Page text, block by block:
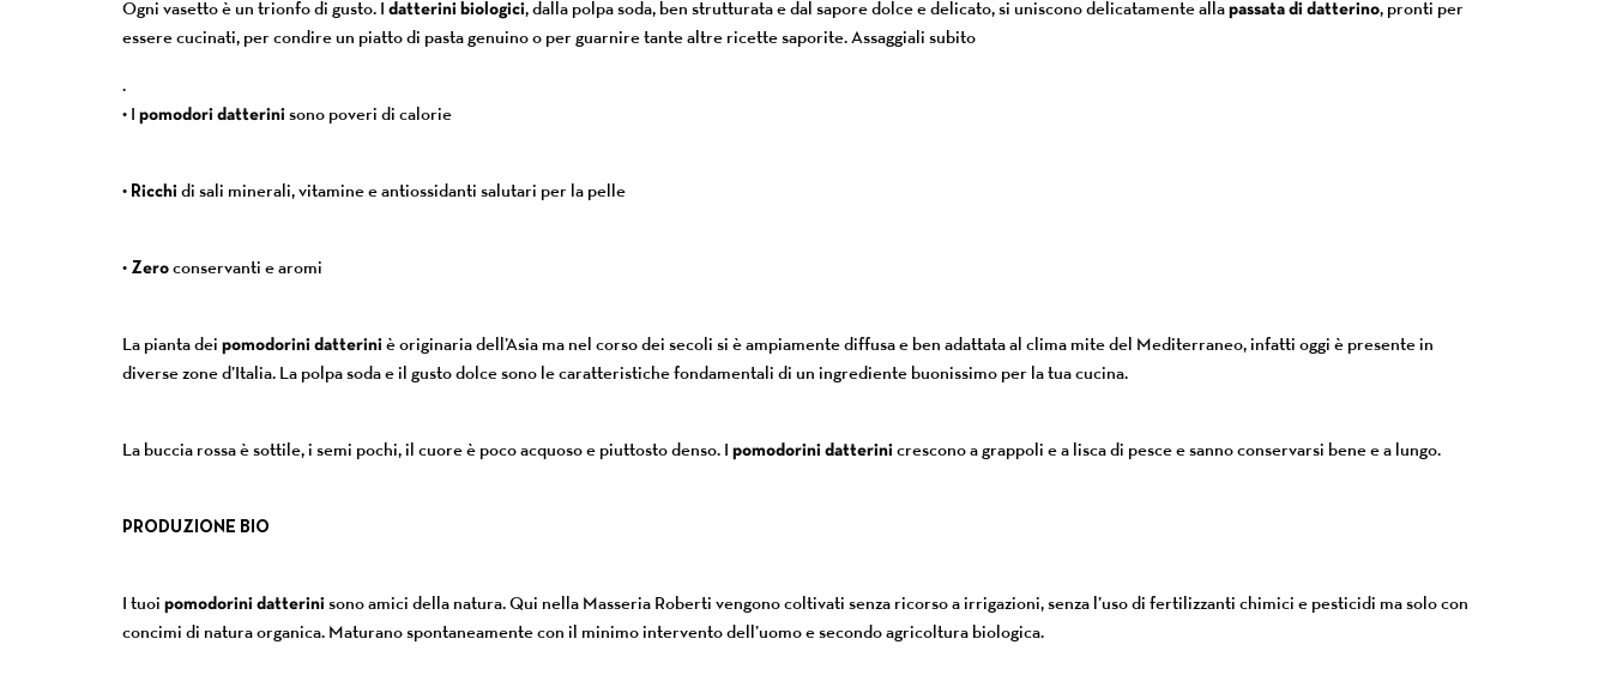
Ogni vasetto è un trionfo di gusto. I datterini biologici, dalla polpa soda, ben strutturata e dal sapore dolce e delicato, si uniscono delicatamente alla passata di datterino, pronti per
essere cucinati, per condire un piatto di pasta genuino o per guarnire tante altre ricette saporite. Assaggiali subito
.
• I pomodori datterini sono poveri di calorie
• Ricchi di sali minerali, vitamine e antiossidanti salutari per la pelle
• Zero conservanti e aromi
La pianta dei pomodorini datterini è originaria dell’Asia ma nel corso dei secoli si è ampiamente diffusa e ben adattata al clima mite del Mediterraneo, infatti oggi è presente in
diverse zone d’Italia. La polpa soda e il gusto dolce sono le caratteristiche fondamentali di un ingrediente buonissimo per la tua cucina.
La buccia rossa è sottile, i semi pochi, il cuore è poco acquoso e piuttosto denso. I pomodorini datterini crescono a grappoli e a lisca di pesce e sanno conservarsi bene e a lungo.
PRODUZIONE BIO
I tuoi pomodorini datterini sono amici della natura. Qui nella Masseria Roberti vengono coltivati senza ricorso a irrigazioni, senza l’uso di fertilizzanti chimici e pesticidi ma solo con
concimi di natura organica. Maturano spontaneamente con il minimo intervento dell’uomo e secondo agricoltura biologica.